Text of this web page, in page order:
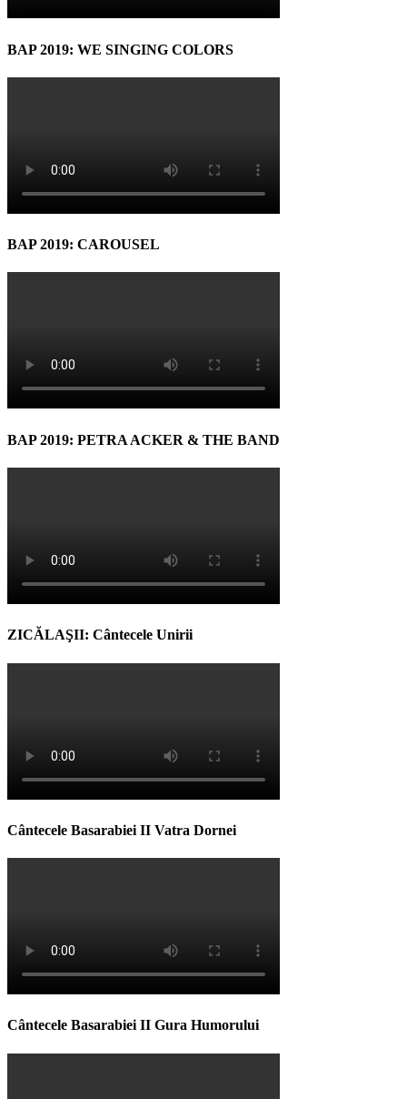
BAP 2019: WE SINGING COLORS
BAP 2019: CAROUSEL
BAP 2019: PETRA ACKER & THE BAND
ZICĂLAŞII: Cântecele Unirii
Cântecele Basarabiei II Vatra Dornei
Cântecele Basarabiei II Gura Humorului